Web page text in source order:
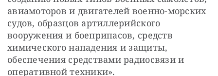
авиамоторов и двигателей военно-морских
судов, образцов артиллерийского
вооружения и боеприпасов, средств
химического нападения и защиты,
обеспечения средствами радиосвязи и
оперативной техники».